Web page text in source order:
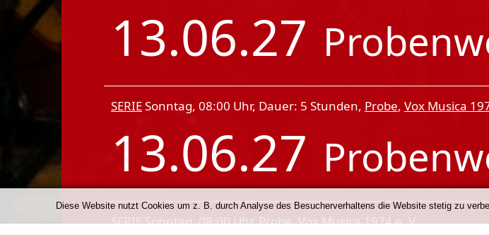
13.06.27
SERIESonntag, 08:00 Uhr, Dauer: 5 Stunden, Probe, Vox Musica
13.06.27
SERIESonntag, 08:00 Uhr,Probe,Vox Musica 1974 e. V.
Diese Website nutzt Cookies um z. B. durch Analyse des Besucherverhaltens die Website stetig zu